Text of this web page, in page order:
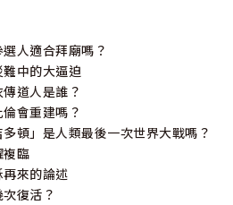
人適合拜廟嗎？
中的大逼迫
道人是誰？
會重建嗎？
頓」是人類最後一次世界大戰嗎？
臨
來的論述
復活？